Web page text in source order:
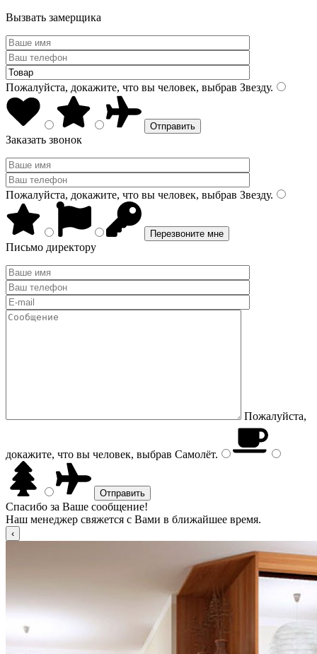
Вызвать замерщика
Пожалуйста, докажите, что вы человек, выбрав Звезду.
Заказать звонок
Пожалуйста, докажите, что вы человек, выбрав Звезду.
Письмо директору
Пожалуйста,
докажите, что вы человек, выбрав Самолёт.
Спасибо за Ваше сообщение!
Наш менеджер свяжется с Вами в ближайшее время.